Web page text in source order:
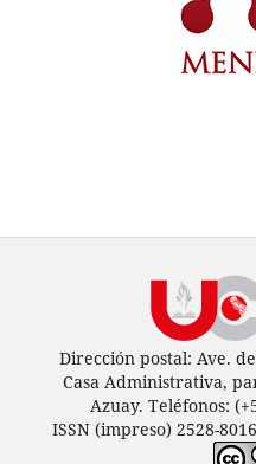
Dirección postal: Ave.
Casa Administrativa,
Azuay. Teléfonos:
ISSN (impreso) 2528-